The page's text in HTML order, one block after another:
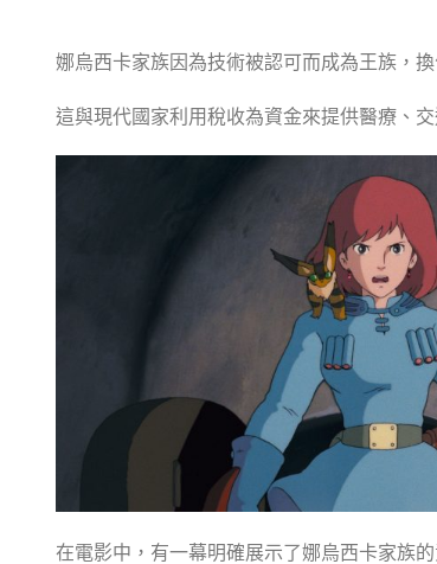
娜烏西卡家族因為技術被認可而成為王族，
這與現代國家利用稅收為資金來提供醫療、
在電影中，有一幕明確展示了娜烏西卡家族的